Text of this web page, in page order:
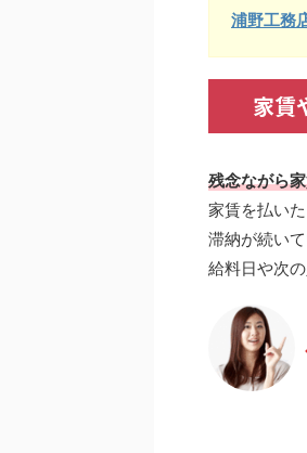
浦野工務
家賃
残念ながら
家賃を払い
滞納が続い
給料日や次